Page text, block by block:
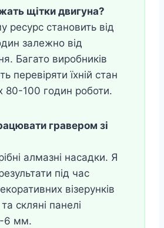
щітки двигуна?
ресурс становить від
залежно від
Багато виробників
перевіряти їхній стан
80-100 годин роботи.
гравером зі
алмазні насадки. Я
під час
візерунків
скляні панелі
6 мм.